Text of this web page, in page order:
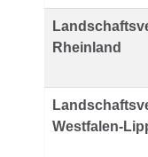
Rheinland
Westfalen-